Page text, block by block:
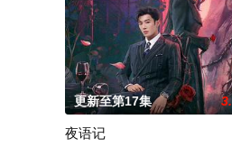
更新至第17集
夜语记